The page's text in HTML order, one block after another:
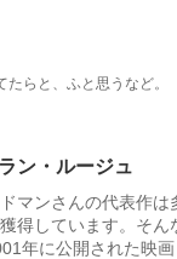
らと、ふと思うなど。
ン・ルージュ
マンさんの代表作は
得しています。そん
年に公開された映